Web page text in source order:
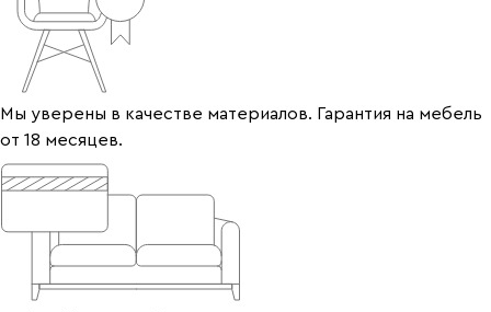
Мы уверены в качестве материалов. Гарантия на мебель
от 18 месяцев.